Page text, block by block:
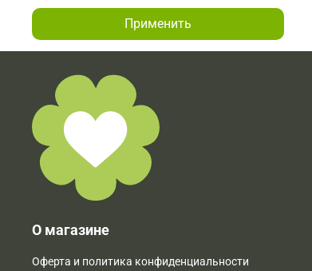
Применить
О магазине
Оферта и политика конфиденциальности